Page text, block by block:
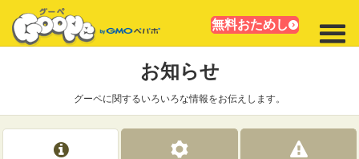
無料おためし
お知らせ
グーペに関するいろいろな情報をお伝えします。